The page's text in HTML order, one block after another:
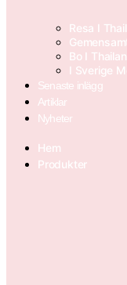
Resa I
Bo I
I Sverige
Senaste inlägg
Artiklar
Nyheter
Hem
Produkter